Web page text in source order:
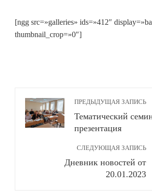
[ngg src=»galleries» ids=»412″
thumbnail_crop=»0″]
ПРЕДЫДУЩАЯ ЗАПИСЬ
Тематический
презентация
СЛЕДУЮЩАЯ ЗАПИСЬ
Дневник новостей от
20.01.2023